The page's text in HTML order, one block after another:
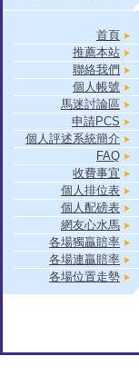
首頁
推薦本站
聯絡我們
個人帳號
馬迷討論區
申請PCS
個人評述系統簡介
FAQ
收費事宜
個人排位表
個人配磅表
網友心水馬
各場獨贏賠率
各場連贏賠率
各場位置走勢